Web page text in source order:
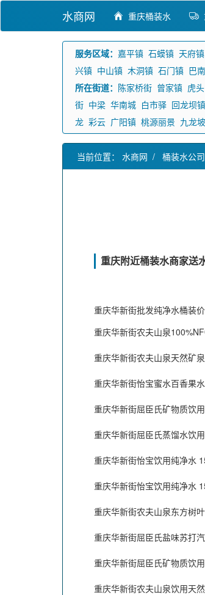
水商网 重庆桶装水
服务区域： 嘉平镇 石蟆镇 天府镇
兴镇 中山镇 木洞镇 石门镇 巴
所在街道： 陈家桥街 曾家镇 虎头
街 中梁 华南城 白市驿 回龙坝镇
龙 彩云 广阳镇 桃源丽景 九龙坡
当前位置： 水商网 / 桶装水公司
重庆附近桶装水商家送
重庆华新街批发纯净水桶装
重庆华新街农夫山泉
重庆华新街农夫山泉天然矿
重庆华新街怡宝蜜水百香果
重庆华新街屈臣氏矿物质饮
重庆华新街屈臣氏蒸馏水饮
重庆华新街怡宝饮用纯净水
重庆华新街怡宝饮用纯净水
重庆华新街农夫山泉东方树
重庆华新街屈臣氏盐味苏打
重庆华新街屈臣氏矿物质饮
重庆华新街农夫山泉饮用天